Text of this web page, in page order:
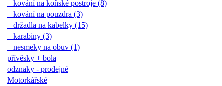
kování na koňské postroje (8)
kování na pouzdra (3)
držadla na kabelky (15)
karabiny (3)
nesmeky na obuv (1)
přívěsky + bola
odznaky - prodejné
Motorkářské